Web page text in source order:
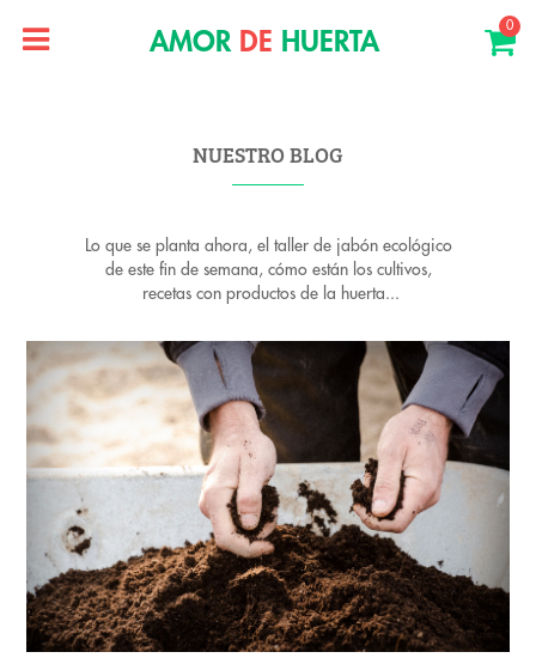
AMOR DE HUERTA
0
NUESTRO BLOG
Lo que se planta ahora, el taller de jabón ecológico
de este fin de semana, cómo están los cultivos,
recetas con productos de la huerta...